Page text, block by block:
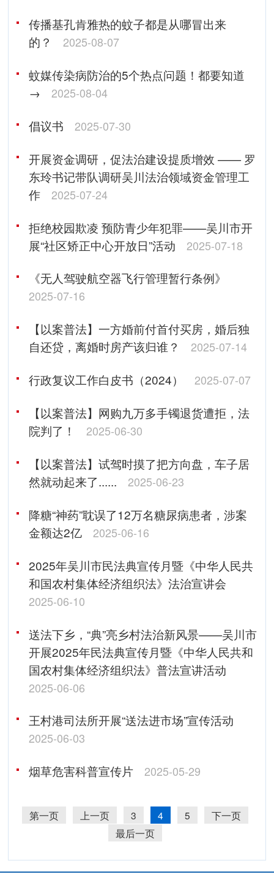
传播基孔肯雅热的蚊子都是从哪冒出来
的？
2025-08-07
蚊媒传染病防治的5个热点问题！都要知道
→
2025-08-04
倡议书 2025-07-30
开展资金调研，促法治建设提质增效 —— 罗
东玲书记带队调研吴川法治领域资金管理工
作
2025-07-24
拒绝校园欺凌 预防青少年犯罪——吴川市开
展“社区矫正中心开放日”活动
2025-07-18
《无人驾驶航空器飞行管理暂行条例》
2025-07-16
【以案普法】一方婚前付首付买房，婚后独
自还贷，离婚时房产该归谁？
2025-07-14
行政复议工作白皮书（2024） 2025-07-07
【以案普法】网购九万多手镯退货遭拒，法
院判了！
2025-06-30
【以案普法】试驾时摸了把方向盘，车子居
然就动起来了......
2025-06-23
降糖“神药”耽误了12万名糖尿病患者，涉案
金额达2亿
2025-06-16
2025年吴川市民法典宣传月暨《中华人民共
和国农村集体经济组织法》法治宣讲会
2025-06-10
送法下乡，“典”亮乡村法治新风景——吴川市
开展2025年民法典宣传月暨《中华人民共和
国农村集体经济组织法》普法宣讲活动
2025-06-06
王村港司法所开展“送法进市场”宣传活动
2025-06-03
烟草危害科普宣传片 2025-05-29
第一页 上一页 3 4 5
下一页
最后一页